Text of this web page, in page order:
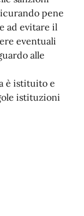
pene
ad evitare il
eventuali
alle
è istituito e
istituzioni